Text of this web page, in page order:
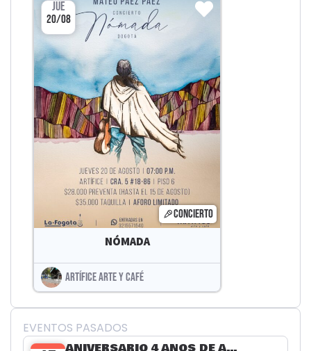
NÓMADA
ARTÍFICE ARTE Y CAFÉ
JUE
20/08
CONCIERTO
EVENTOS PASADOS